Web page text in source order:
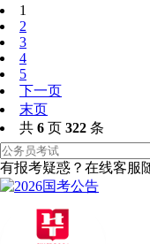
1
2
3
4
5
下一页
末页
共 6 页 322 条
有报考疑惑？在线客服